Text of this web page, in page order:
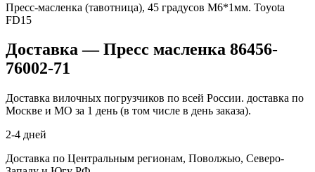
Пресс-масленка (тавотница), 45 градусов М6*1мм. Toyota
FD15
Доставка — Пресс масленка 86456-
76002-71
Доставка вилочных погрузчиков по всей России. доставка по
Москве и МО за 1 день (в том числе в день заказа).
2-4 дней
Доставка по Центральным регионам, Поволжью, Северо-